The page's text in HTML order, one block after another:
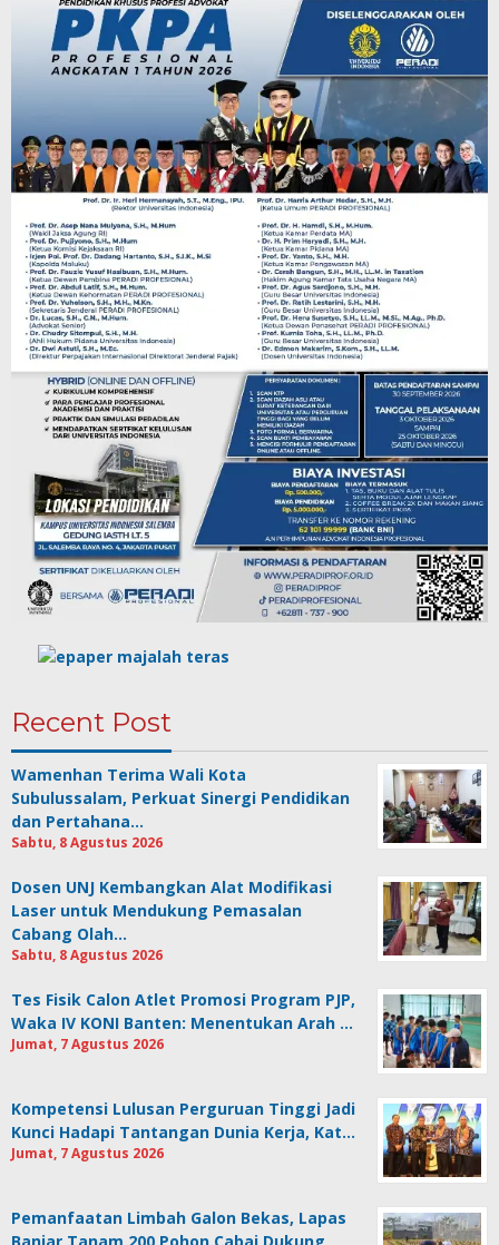
Recent Post
Wamenhan Terima Wali Kota
Subulussalam, Perkuat Sinergi Pendidikan
dan Pertahana…
Sabtu, 8 Agustus 2026
Dosen UNJ Kembangkan Alat Modifikasi
Laser untuk Mendukung Pemasalan
Cabang Olah…
Sabtu, 8 Agustus 2026
Tes Fisik Calon Atlet Promosi Program PJP,
Waka IV KONI Banten: Menentukan Arah …
Jumat, 7 Agustus 2026
Kompetensi Lulusan Perguruan Tinggi Jadi
Kunci Hadapi Tantangan Dunia Kerja, Kat…
Jumat, 7 Agustus 2026
Pemanfaatan Limbah Galon Bekas, Lapas